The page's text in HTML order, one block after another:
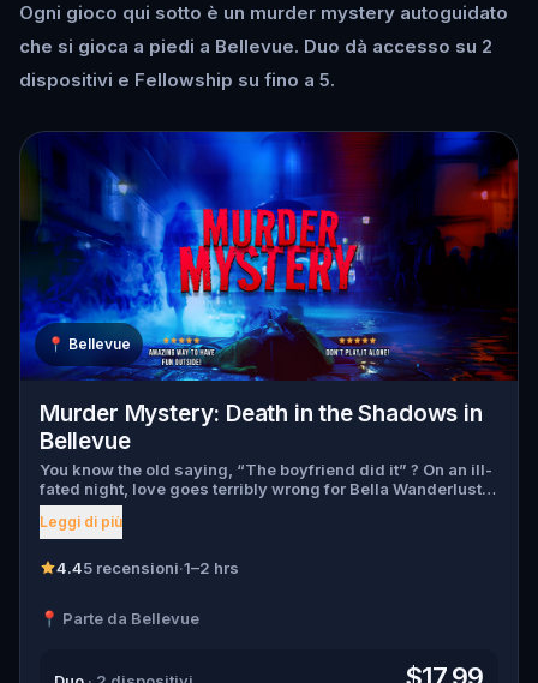
Ogni gioco qui sotto è un murder mystery autoguidato
che si gioca a piedi a Bellevue. Duo dà accesso su 2
dispositivi e Fellowship su fino a 5.
📍 Bellevue
Murder Mystery: Death in the Shadows in
Bellevue
You know the old saying, “The boyfriend did it” ? On an ill-
fated night, love goes terribly wrong for Bella Wanderlust
and Walter Bridges . Bella, a famous travel blogger, was
found dead during a ghost tour led by the theatrical Percy
Walter, the obsessed boyfriend? Percy, the ghost tour
suspects, and expose the real murderer before they strike
Leggi di più
4.45 recensioni·1–2 hrs
📍 Parte da Bellevue
$17.99